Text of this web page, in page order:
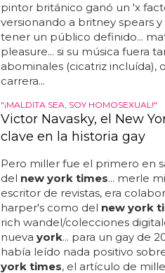
pintor británico ganó un 'x
versionando a britney spears
tener un público definido...
pleasure... si su música fuera
abominales (cicatriz incluída),
carrera...
"¡MALDITA SEA, SOY HOMOSEXUAL!"
Victor Navasky, el New
clave en la historia gay
Pero miller fue el primero en
del new york times... merle
escritor de revistas, era
harper's como del new york
rich wandel/colecciones
nueva york... para un gay de
había leído nada positivo
york times, el artículo de